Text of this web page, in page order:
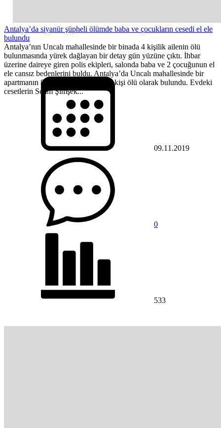
Antalya’da siyanür şüpheli ölümde baba ve çocukların cesedi el ele
bulundu
Antalya’nın Uncalı mahallesinde bir binada 4 kişilik ailenin ölü
bulunmasında yürek dağlayan bir detay gün yüzüne çıktı. İhbar
üzerine daireye giren polis ekipleri, salonda baba ve 2 çocuğunun el
ele cansız bedenlerini buldu. Antalya’da Uncalı mahallesinde bir
apartmanın 8. katında yaşayan dört kişi ölü olarak bulundu. Evdeki
cesetlerin Selim Şimşek...
09.11.2019
0
533